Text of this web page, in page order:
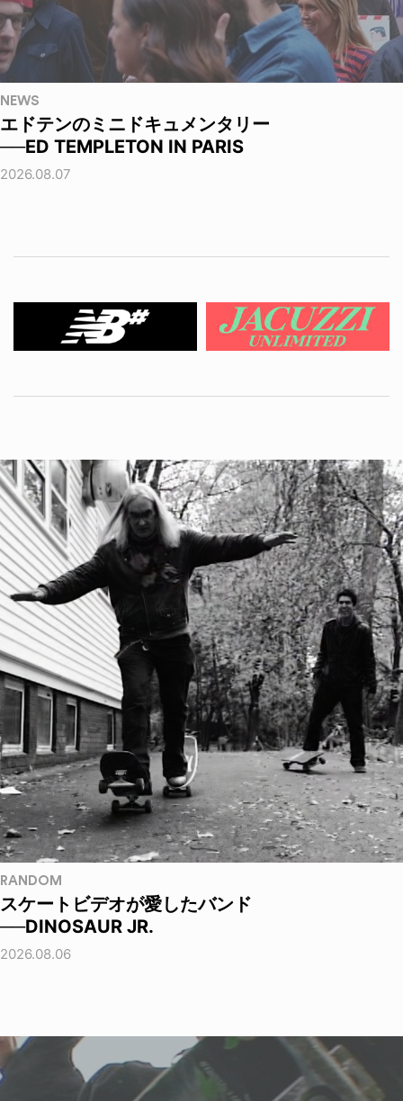
NEWS
エドテンのミニドキュメンタリー
──ED TEMPLETON IN PARIS
2026.08.07
RANDOM
スケートビデオが愛したバンド
──DINOSAUR JR.
2026.08.06